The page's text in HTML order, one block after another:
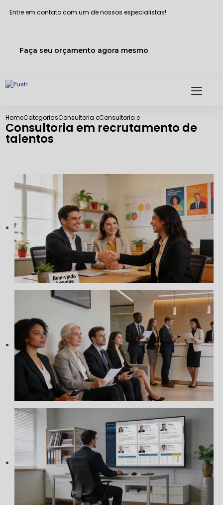
Entre em contato com um de nossos especialistas!
Faça seu orçamento agora mesmo
HomeCategoriasConsultoria de rhConsultoria em recrutamento de
Consultoria em recrutamento de
talentos